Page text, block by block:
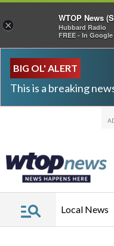
BIG OL' ALERT
This is a breaking
Local News
×
WTOP News
Hubbard Radio
FREE - In